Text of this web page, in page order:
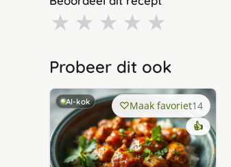
★ ★ ★ ★ ★
Probeer dit ook
AI-kok Maak favoriet14
👍